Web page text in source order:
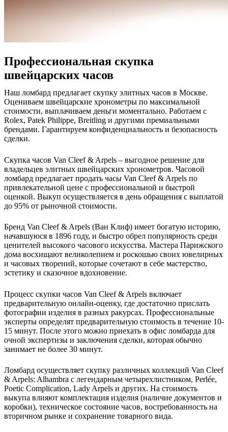
Профессиональная скупка
швейцарских часов
Наш ломбард предлагает скупку элитных часов в Москве.
Оцениваем швейцарские хронометры по максимальной
стоимости, выплачиваем деньги моментально. Работаем с
Rolex, Patek Philippe, Breitling и другими премиальными
брендами. Гарантируем конфиденциальность и безопасность
сделки.
Скупка часов Van Cleef & Arpels – выгодное решение для
владельцев элитных швейцарских хронометров. Часовой
ломбард предлагает продать часы Van Cleef & Arpels по
привлекательной цене с профессиональной и быстрой
оценкой. Выкуп осуществляется в день обращения с выплатой
до 95% от рыночной стоимости.
Бренд Van Cleef & Arpels (Ван Клиф) имеет богатую историю,
начавшуюся в 1896 году, и быстро обрел популярность среди
ценителей высокого часового искусства. Мастера Парижского
дома восхищают великолепием и роскошью своих ювелирных
и часовых творений, которые сочетают в себе мастерство,
эстетику и сказочное вдохновение.
Процесс скупки часов Van Cleef & Arpels включает
предварительную онлайн-оценку, где достаточно прислать
фотографии изделия в разных ракурсах. Профессиональные
эксперты определят предварительную стоимость в течение 10-
15 минут. После этого можно приехать в офис ломбарда для
очной экспертизы и заключения сделки, которая обычно
занимает не более 30 минут.
Ломбард осуществляет скупку различных коллекций Van Cleef
& Arpels: Alhambra с легендарным четырехлистником, Perlée,
Poetic Complication, Lady Arpels и других. На стоимость
выкупа влияют комплектация изделия (наличие документов и
коробки), техническое состояние часов, востребованность на
вторичном рынке и сохранение товарного вида.